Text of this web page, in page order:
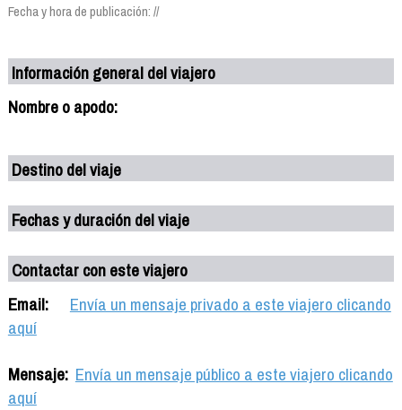
Fecha y hora de publicación: //
Información general del viajero
Nombre o apodo:
Destino del viaje
Fechas y duración del viaje
Contactar con este viajero
Email:
Envía un mensaje privado a este viajero clicando
aquí
Mensaje: Envía un mensaje público a este viajero clicando
aquí